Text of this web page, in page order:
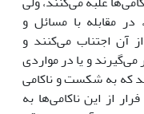
در مقابله با مسائل و
آن اجتناب می‌کنند و
می‌گیرند و یا در مواردی
که به شکست و ناکامی
از این ناکامی‌ها به